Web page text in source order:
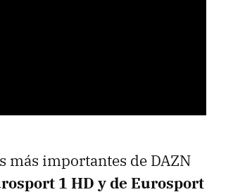
más importantes de DAZN
1 HD y de Eurosport